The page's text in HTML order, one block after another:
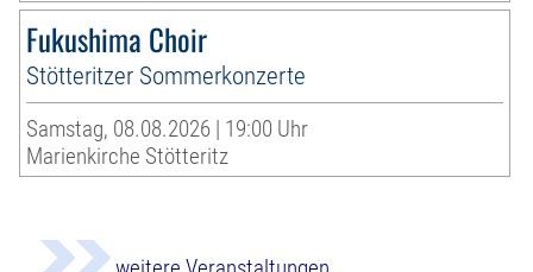
Fukushima Choir
Stötteritzer Sommerkonzerte
Samstag, 08.08.2026 | 19:00 Uhr
Marienkirche Stötteritz